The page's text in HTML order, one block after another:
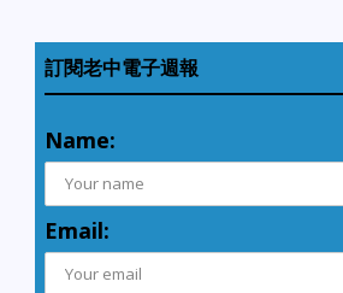
訂閱老中電子週報
Name:
Email: